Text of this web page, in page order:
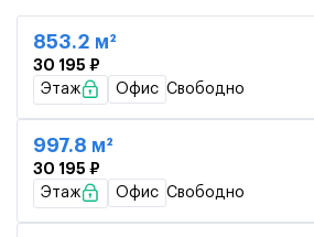
853.2 м²
30 195 ₽
Этаж
Офис Свободно
997.8 м²
30 195 ₽
Этаж
Офис Свободно